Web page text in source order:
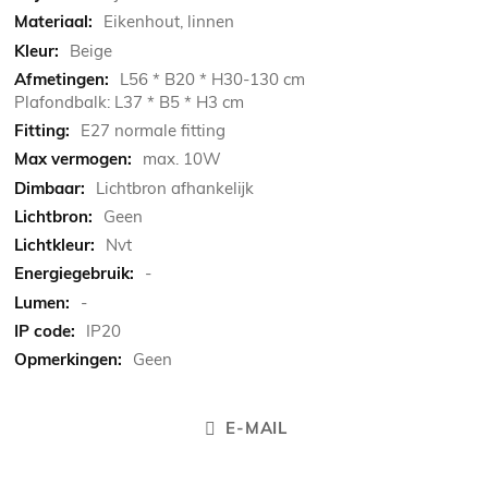
Eikenhout, linnen
Beige
L56 * B20 * H30-130 cm
Plafondbalk: L37 * B5 * H3 cm
E27 normale fitting
max. 10W
Lichtbron afhankelijk
Geen
Nvt
-
-
IP20
Geen
E-MAIL